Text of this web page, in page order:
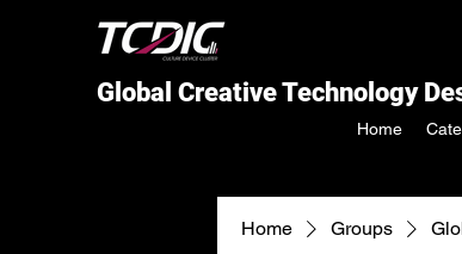
Global Creative Technology
Home
Home Groups